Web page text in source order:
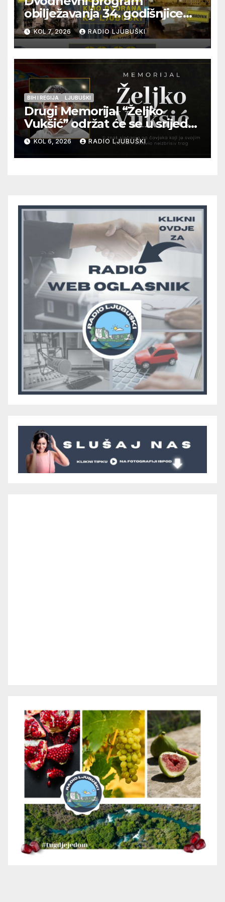
obilježavanja 34. godišnjice
pogibije generala Blaža
Kraljevića i osmorice
pripadnika HOS-a
KOL 7, 2026 RADIO LJUBUŠKI
BIH I REGIJA LJUBUŠKI
Drugi Memorijal “Željko
Vukšić” održat će se u srijedu
12. kolovoza u Otoku
KOL 6, 2026 RADIO LJUBUŠKI